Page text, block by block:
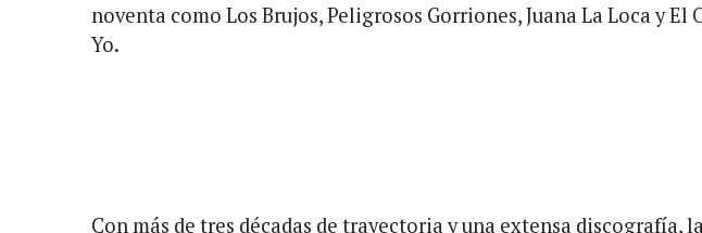
noventa como Los Brujos, Peligrosos Gorriones, Juana La Loca y El
Yo.
Con más de tres décadas de trayectoria y una extensa discografía, la